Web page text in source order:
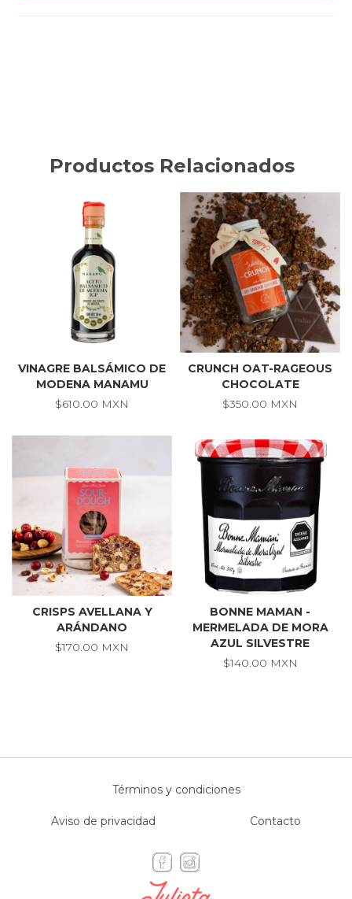
Productos Relacionados
VINAGRE BALSÁMICO DE
MODENA MANAMU
$610.00 MXN
CRUNCH OAT-RAGEOUS
CHOCOLATE
$350.00 MXN
CRISPS AVELLANA Y
ARÁNDANO
$170.00 MXN
BONNE MAMAN -
MERMELADA DE MORA
AZUL SILVESTRE
$140.00 MXN
Términos y condiciones
Aviso de privacidad Contacto